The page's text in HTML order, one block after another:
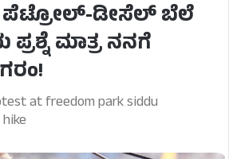
ಡೀಸೆಲ್ ಬೆಲೆ
ಮಾತ್ರ ನನಗೆ
at freedom park siddu